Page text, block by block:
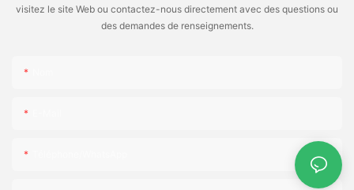
visitez le site Web ou contactez-nous directement avec des questions ou
des demandes de renseignements.